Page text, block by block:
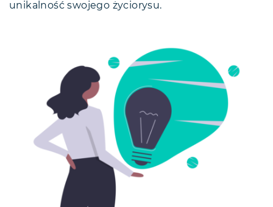
unikalność swojego życiorysu.